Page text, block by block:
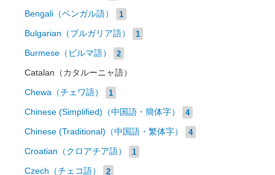
Bengali（ベンガル語） 1
Bulgarian（ブルガリア語） 1
Burmese（ビルマ語） 2
Catalan（カタルーニャ語）
Chewa（チェワ語） 1
Chinese (Simplified)（中国語・簡体字） 4
Chinese (Traditional)（中国語・繁体字） 4
Croatian（クロアチア語） 1
Czech（チェコ語） 2